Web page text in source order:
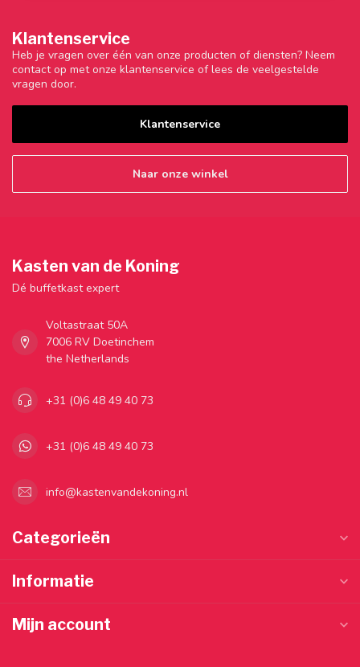
Klantenservice
Heb je vragen over één van onze producten of diensten? Neem
contact op met onze klantenservice of lees de veelgestelde
vragen door.
Klantenservice
Naar onze winkel
Kasten van de Koning
Dé buffetkast expert
Voltastraat 50A
7006 RV Doetinchem
the Netherlands
+31 (0)6 48 49 40 73
+31 (0)6 48 49 40 73
info@kastenvandekoning.nl
Categorieën
Informatie
Mijn account